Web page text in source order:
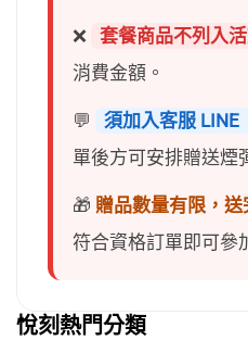
❌ 套餐商品不列入
消費金額。
💬 須加入客服 LINE
單後方可安排贈送煙
🎁 贈品數量有限，送
符合資格訂單即可參
悅刻熱門分類